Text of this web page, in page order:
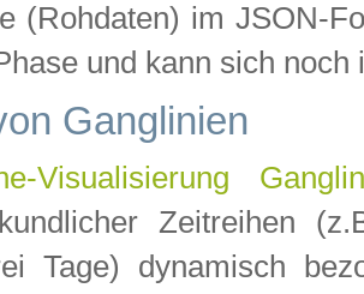
(Rohdaten) im JSON-
und kann sich noch
Ganglinien
Visualisierung
Zeitreihen
Tage) dynamisch